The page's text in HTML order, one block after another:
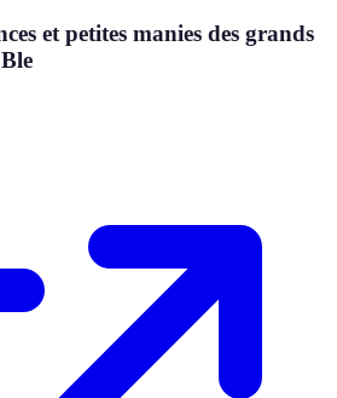
et petites manies des grands